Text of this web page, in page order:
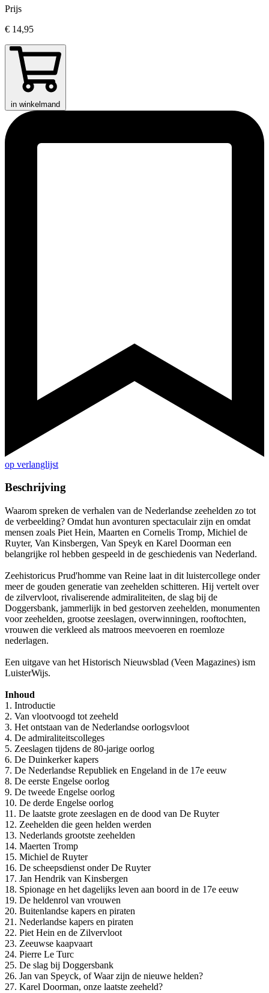
Prijs
€ 14,95
in winkelmand
op verlanglijst
Beschrijving
Waarom spreken de verhalen van de Nederlandse zeehelden zo tot
de verbeelding? Omdat hun avonturen spectaculair zijn en omdat
mensen zoals Piet Hein, Maarten en Cornelis Tromp, Michiel de
Ruyter, Van Kinsbergen, Van Speyk en Karel Doorman een
belangrijke rol hebben gespeeld in de geschiedenis van Nederland.
Zeehistoricus Prud'homme van Reine laat in dit luistercollege onder
meer de gouden generatie van zeehelden schitteren. Hij vertelt over
de zilvervloot, rivaliserende admiraliteiten, de slag bij de
Doggersbank, jammerlijk in bed gestorven zeehelden, monumenten
voor zeehelden, grootse zeeslagen, overwinningen, rooftochten,
vrouwen die verkleed als matroos meevoeren en roemloze
nederlagen.
Een uitgave van het Historisch Nieuwsblad (Veen Magazines) ism
LuisterWijs.
Inhoud
1. Introductie
2. Van vlootvoogd tot zeeheld
3. Het ontstaan van de Nederlandse oorlogsvloot
4. De admiraliteitscolleges
5. Zeeslagen tijdens de 80-jarige oorlog
6. De Duinkerker kapers
7. De Nederlandse Republiek en Engeland in de 17e eeuw
8. De eerste Engelse oorlog
9. De tweede Engelse oorlog
10. De derde Engelse oorlog
11. De laatste grote zeeslagen en de dood van De Ruyter
12. Zeehelden die geen helden werden
13. Nederlands grootste zeehelden
14. Maerten Tromp
15. Michiel de Ruyter
16. De scheepsdienst onder De Ruyter
17. Jan Hendrik van Kinsbergen
18. Spionage en het dagelijks leven aan boord in de 17e eeuw
19. De heldenrol van vrouwen
20. Buitenlandse kapers en piraten
21. Nederlandse kapers en piraten
22. Piet Hein en de Zilvervloot
23. Zeeuwse kaapvaart
24. Pierre Le Turc
25. De slag bij Doggersbank
26. Jan van Speyck, of Waar zijn de nieuwe helden?
27. Karel Doorman, onze laatste zeeheld?